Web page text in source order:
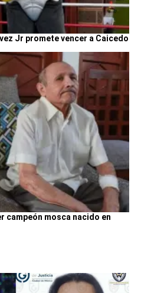
Jr promete vencer a Caicedo
campeón mosca nacido en